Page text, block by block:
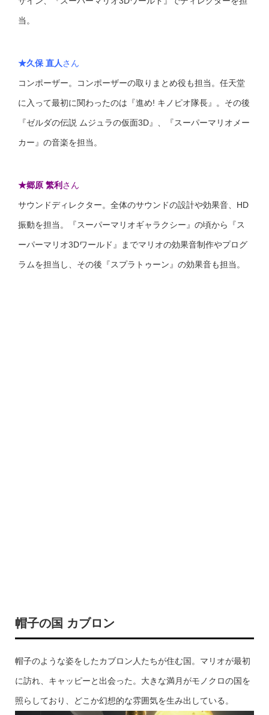
当。
★久保 直人さん
コンポーザー。コンポーザーの取りまとめ役も担当。任天堂
に入って最初に関わったのは『進め! キノピオ隊長』。その後
『ゼルダの伝説 ムジュラの仮面3D』、『スーパーマリオメー
カー』の音楽を担当。
★郷原 繁利 さん
サウンドディレクター。全体のサウンドの設計や効果音、HD
振動を担当。『スーパーマリオギャラクシー』の頃から『ス
ーパーマリオ3Dワールド』までマリオの効果音制作やプログ
ラムを担当し、その後『スプラトゥーン』の効果音も担当。
帽子の国 カブロン
帽子のような姿をしたカブロン人たちが住む国。マリオが最初
に訪れ、キャッピーと出会った。大きな満月がモノクロの国を
照らしており、どこか幻想的な雰囲気を生み出している。